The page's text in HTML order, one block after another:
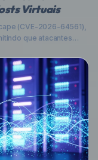
Virtuais
(CVE-2026-64561),
que atacantes
host. Entenda